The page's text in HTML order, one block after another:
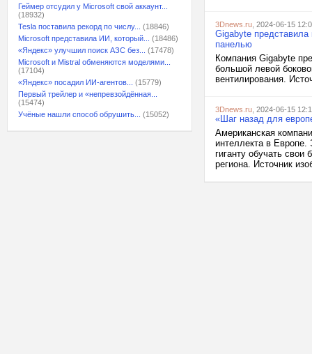
Геймер отсудил у Microsoft свой аккаунт...
(18932)
Tesla поставила рекорд по числу...
(18846)
Microsoft представила ИИ, который...
(18486)
«Яндекс» улучшил поиск АЗС без...
(17478)
Microsoft и Mistral обменяются моделями...
(17104)
«Яндекс» посадил ИИ-агентов...
(15779)
Первый трейлер и «непревзойдённая...
(15474)
Учёные нашли способ обрушить...
(15052)
3Dnews.ru , 2024-06-15
Gigabyte
панелью
Компания Gigabyte
большой левой
вентилирования.
3Dnews.ru , 2024-06-15
«Шаг назад для
Американская
интеллекта в Европе.
гиганту обучать
региона. Источник